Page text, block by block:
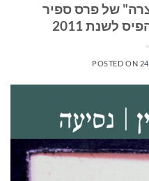
של פרס ספיר
לשנת 2011
POSTED ON